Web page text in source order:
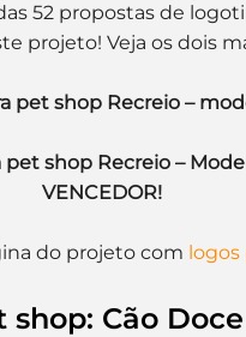
52 propostas de
projeto! Veja os dois
pet shop Recreio –
pet shop Recreio –
VENCEDOR!
do projeto com logos
shop: Cão Doce